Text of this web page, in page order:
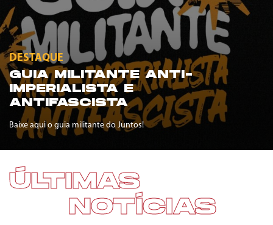
DESTAQUE
GUIA MILITANTE ANTI-
IMPERIALISTA E
ANTIFASCISTA
Baixe aqui o guia militante do Juntos!
ÚLTIMAS
NOTÍCIAS